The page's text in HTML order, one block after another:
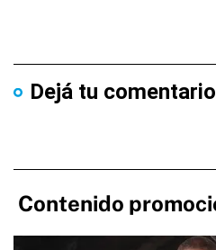
Dejá tu comentario